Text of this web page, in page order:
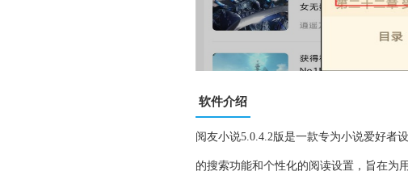
软件介绍
阅友小说5.0.4.2版是一款专为小说爱好者
的搜索功能和个性化的阅读设置，旨在为